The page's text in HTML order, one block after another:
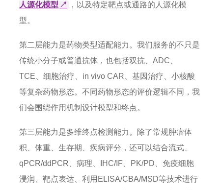
人源化模型 ↗
，以及特定靶点或通路的人源化模
型。
第二层能力是药物类型适配能力。我们服务的不只是
传统小分子或普通抗体，也包括双抗、ADC、
TCE、细胞治疗、in vivo CAR、基因治疗、小核酸
等复杂药物形态。不同药物形态的评价逻辑不同，我
们会围绕作用机制设计模型和终点。
第三层能力是多维终点检测能力。除了常规肿瘤体
积、体重、生存期、疾病评分，还可以结合流式、
qPCR/ddPCR、病理、IHC/IF、PK/PD、免疫细胞
浸润、靶点表达、利用ELISA/CBA/MSD等技术进行